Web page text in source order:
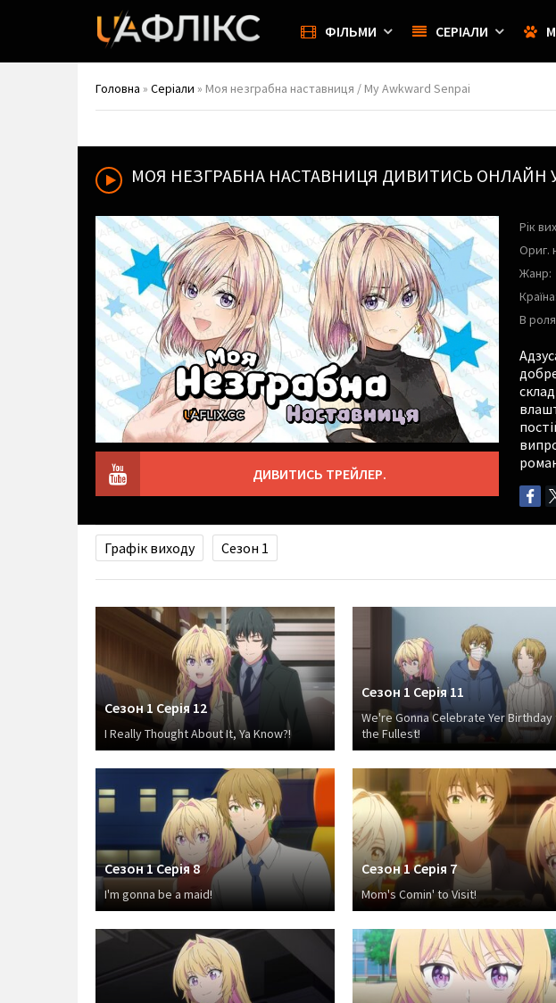
ФІЛЬМИ СЕРІАЛИ
Головна » Серіали » Моя незграбна наставниця / My Awkward Senpai
МОЯ НЕЗГРАБНА НАСТАВНИЦЯ ДИВИТИСЬ ОНЛАЙН
ДИВИТИСЬ ТРЕЙЛЕР.
Рік
Ориг.
Жанр:
Країна:
В
Графік виходу Сезон 1
Сезон 1 Серія 12
I Really Thought About It, Ya Know?!
Сезон 1 Серія 11
We're Gonna Celebrate Yer Birthday
the Fullest!
Сезон 1 Серія 8
I'm gonna be a maid!
Сезон 1 Серія 7
Mom's Comin' to Visit!